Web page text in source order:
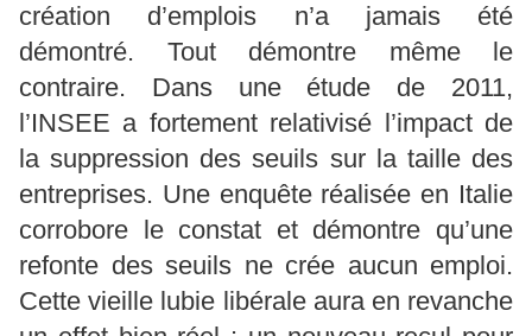
création d’emplois n’a jamais été
démontré. Tout démontre même le
contraire. Dans une étude de 2011,
l’INSEE a fortement relativisé l’impact de
la suppression des seuils sur la taille des
entreprises. Une enquête réalisée en Italie
corrobore le constat et démontre qu’une
refonte des seuils ne crée aucun emploi.
Cette vieille lubie libérale aura en revanche